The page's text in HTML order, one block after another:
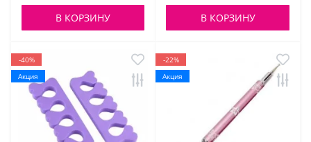
В КОРЗИНУ В КОРЗИНУ
-40%
Акция
-22%
Акция